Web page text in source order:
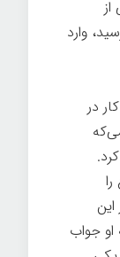
وارد
در
این
او جواب